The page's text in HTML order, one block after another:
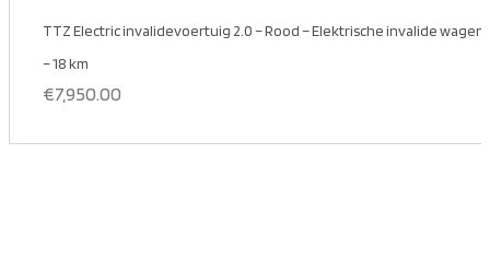
TTZ Electric invalidevoertuig 2.0 – Rood – Elektrische invalide wagen
– 18 km
€7,950.00